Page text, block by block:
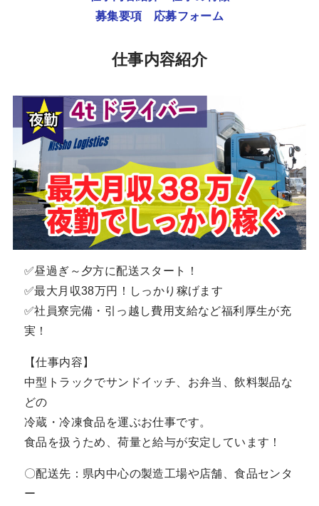
募集要項
応募フォーム
仕事内容紹介
✅昼過ぎ～夕方に配送スタート！
✅最大月収38万円！しっかり稼げます
✅社員寮完備・引っ越し費用支給など福利厚生が充
実！
【仕事内容】
中型トラックでサンドイッチ、お弁当、飲料製品な
どの
冷蔵・冷凍食品を運ぶお仕事です。
食品を扱うため、荷量と給与が安定しています！
〇配送先：県内中心の製造工場や店舗、食品センタ
ー